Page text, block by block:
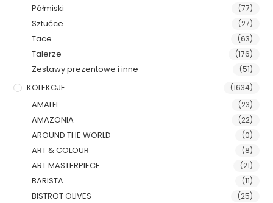
Półmiski (77)
Sztućce (27)
Tace (63)
Talerze (176)
Zestawy prezentowe i inne (51)
KOLEKCJE (1634)
AMALFI (23)
AMAZONIA (22)
AROUND THE WORLD (0)
ART & COLOUR (8)
ART MASTERPIECE (21)
BARISTA (11)
BISTROT OLIVES (25)